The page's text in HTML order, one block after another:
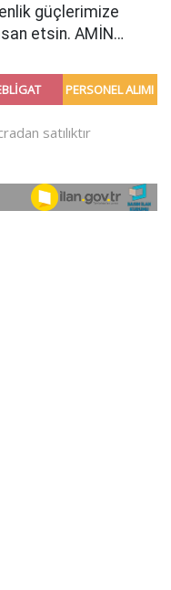
güçlerimize
etsin. AMİN…